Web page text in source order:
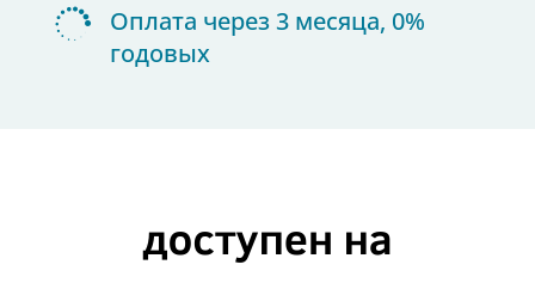

Оплата через 3 месяца, 0%
годовых